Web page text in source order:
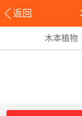
返回
木本植物